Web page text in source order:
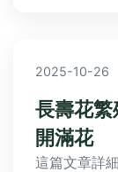
2025-10-26
長壽花
開滿花
這篇文章詳